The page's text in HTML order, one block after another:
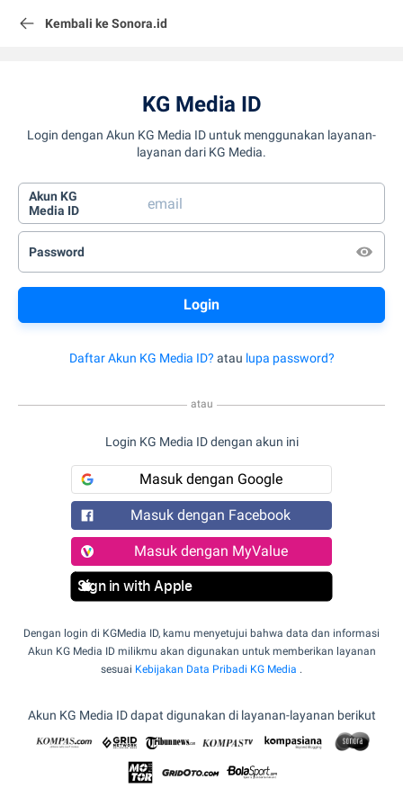
Kembali ke Sonora.id
KG Media ID
Login dengan Akun KG Media ID untuk menggunakan layanan-
layanan dari KG Media.
Akun KG
Media ID
Password
Daftar Akun KG Media ID? atau lupa password?
atau
Login KG Media ID dengan akun ini
Masuk dengan Google
Masuk dengan Facebook
Masuk dengan MyValue
Sign in with Apple
Dengan login di KGMedia ID, kamu menyetujui bahwa data dan informasi
Akun KG Media ID milikmu akan digunakan untuk memberikan layanan
sesuai Kebijakan Data Pribadi KG Media .
Akun KG Media ID dapat digunakan di layanan-layanan berikut